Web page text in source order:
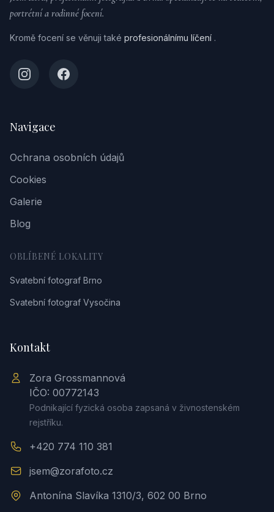
portrétní a rodinné focení.
Kromě focení se věnuji také profesionálnímu líčení .
Navigace
Ochrana osobních údajů
Cookies
Galerie
Blog
OBLÍBENÉ LOKALITY
Svatební fotograf Brno
Svatební fotograf Vysočina
Kontakt
Zora Grossmannová
IČO: 00772143
Podnikající fyzická osoba zapsaná v živnostenském
rejstříku.
+420 774 110 381
jsem@zorafoto.cz
Antonína Slavíka 1310/3, 602 00 Brno